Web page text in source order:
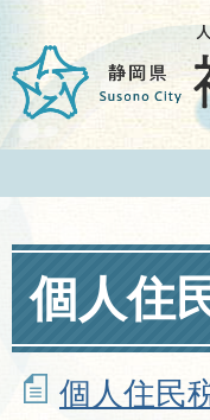
個人住
個人住民